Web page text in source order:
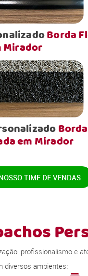
Borda
Mirador
Borda
em Mirador
TIME DE VENDAS
profissionalismo e
diversos ambientes: